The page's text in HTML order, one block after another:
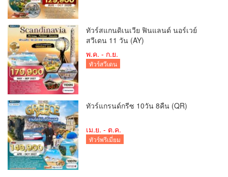
ทัวร์สแกนดิเนเวีย ฟินแลนด์ นอร์เวย์
สวีเดน 11 วัน (AY)
พ.ค. - ก.ย.
ทัวร์สวีเดน
ทัวร์แกรนด์กรีซ 10วัน 8คืน (QR)
เม.ย. - ต.ค.
ทัวร์พรีเมี่ยม